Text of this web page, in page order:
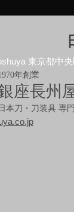
東京都中
年創業
座長州
日本刀・刀装具 専